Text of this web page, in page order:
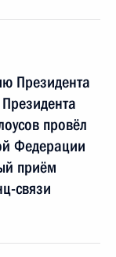
Президента
провёл
Федерации
приём
связи